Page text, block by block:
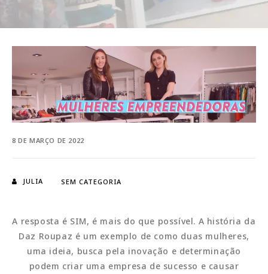
8 DE MARÇO DE 2022
JULIA SEM CATEGORIA
A resposta é SIM, é mais do que possível. A história da
Daz Roupaz é um exemplo de como duas mulheres,
uma ideia, busca pela inovação e determinação
podem criar uma empresa de sucesso e causar